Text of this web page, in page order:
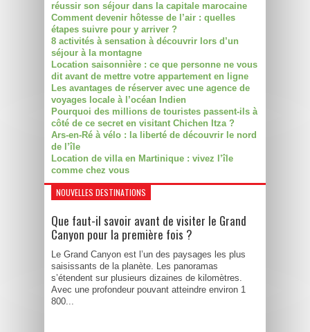
réussir son séjour dans la capitale marocaine
Comment devenir hôtesse de l’air : quelles
étapes suivre pour y arriver ?
8 activités à sensation à découvrir lors d’un
séjour à la montagne
Location saisonnière : ce que personne ne vous
dit avant de mettre votre appartement en ligne
Les avantages de réserver avec une agence de
voyages locale à l’océan Indien
Pourquoi des millions de touristes passent-ils à
côté de ce secret en visitant Chichen Itza ?
Ars-en-Ré à vélo : la liberté de découvrir le nord
de l’île
Location de villa en Martinique : vivez l’île
comme chez vous
NOUVELLES DESTINATIONS
Que faut-il savoir avant de visiter le Grand
Canyon pour la première fois ?
Le Grand Canyon est l’un des paysages les plus
saisissants de la planète. Les panoramas
s’étendent sur plusieurs dizaines de kilomètres.
Avec une profondeur pouvant atteindre environ 1
800...